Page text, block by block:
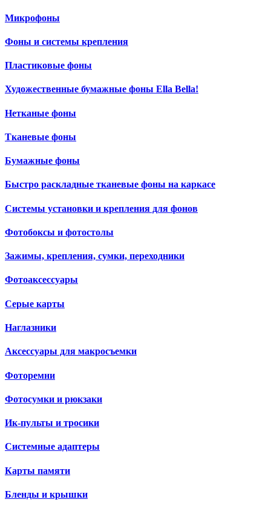
Микрофоны
Фоны и системы крепления
Пластиковые фоны
Художественные бумажные фоны Ella Bella!
Нетканые фоны
Тканевые фоны
Бумажные фоны
Быстро раскладные тканевые фоны на каркасе
Системы установки и крепления для фонов
Фотобоксы и фотостолы
Зажимы, крепления, сумки, переходники
Фотоаксессуары
Серые карты
Наглазники
Аксессуары для макросъемки
Фоторемни
Фотосумки и рюкзаки
Ик-пульты и тросики
Системные адаптеры
Карты памяти
Бленды и крышки